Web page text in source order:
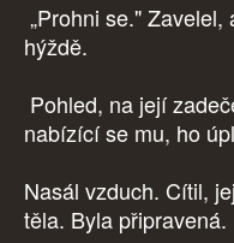
„Prohni se."
hýždě.
Pohled, na její
nabízící se mu, ho
Nasál vzduch. Cítil,
těla. Byla připravená.